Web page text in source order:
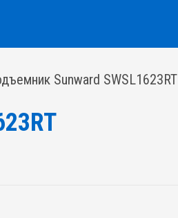
Sunward SWSL1623RT